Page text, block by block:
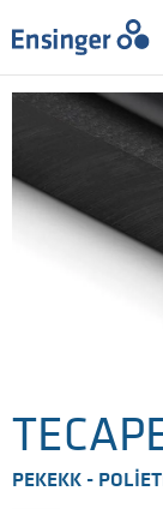
Anasayfa
PEKEKK -